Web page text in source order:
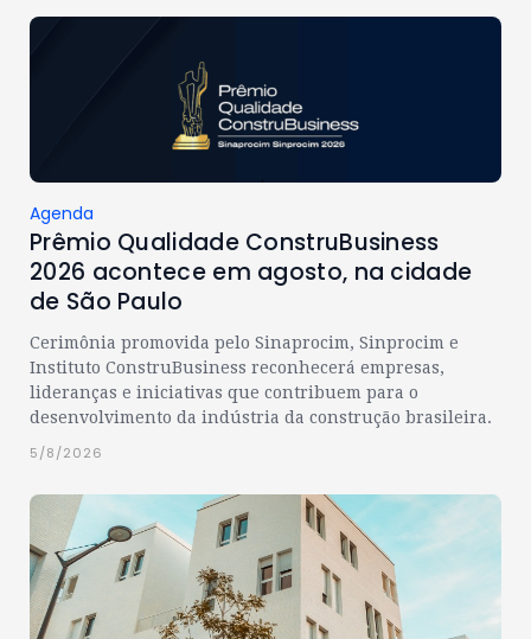
Agenda
Prêmio Qualidade ConstruBusiness
2026 acontece em agosto, na cidade
de São Paulo
Cerimônia promovida pelo Sinaprocim, Sinprocim e
Instituto ConstruBusiness reconhecerá empresas,
lideranças e iniciativas que contribuem para o
desenvolvimento da indústria da construção brasileira.
5/8/2026